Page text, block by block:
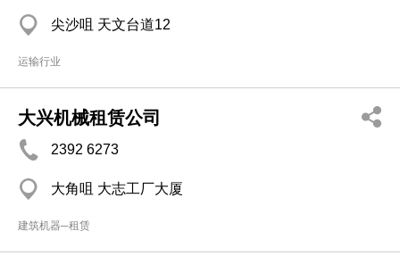
尖沙咀 天文台道12
运输行业
大兴机械租赁公司
2392 6273
大角咀 大志工厂大厦
建筑机器─租赁